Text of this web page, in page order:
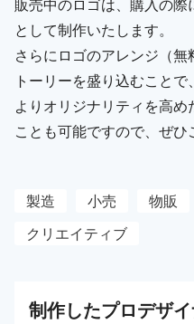
として制作いたします。
さらにロゴのアレンジ（
トーリーを盛り込むことで、
よりオリジナリティを高
ことも可能ですので、ぜひ
製造 小売 物販
クリエイティブ
制作したプロデザ